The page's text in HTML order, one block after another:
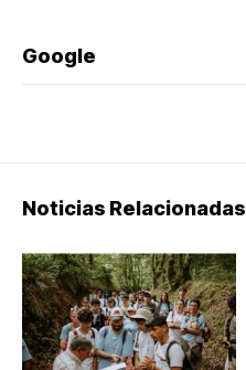
Google
Noticias Relacionadas